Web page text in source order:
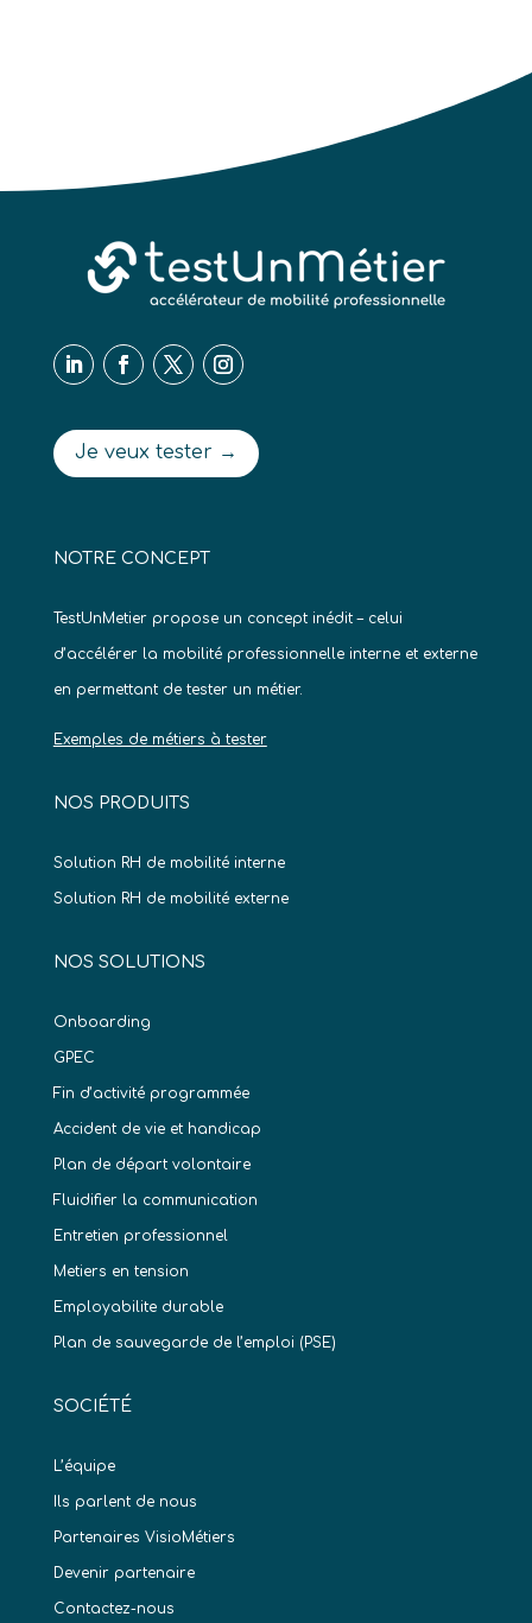
Je veux tester →
NOTRE CONCEPT
TestUnMetier propose un concept inédit – celui
d’accélérer la mobilité professionnelle interne et externe
en permettant de tester un métier.
Exemples de métiers à tester
NOS PRODUITS
Solution RH de mobilité interne
Solution RH de mobilité externe
NOS SOLUTIONS
Onboarding
GPEC
Fin d’activité programmée
Accident de vie et handicap
Plan de départ volontaire
Fluidifier la communication
Entretien professionnel
Metiers en tension
Employabilite durable
Plan de sauvegarde de l’emploi (PSE)
SOCIÉTÉ
L’équipe
Ils parlent de nous
Partenaires VisioMétiers
Devenir partenaire
Contactez-nous